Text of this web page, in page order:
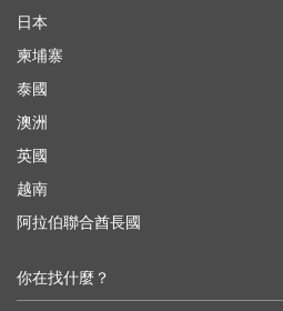
日本
柬埔寨
泰國
澳洲
英國
越南
阿拉伯聯合酋長國
你在找什麼？